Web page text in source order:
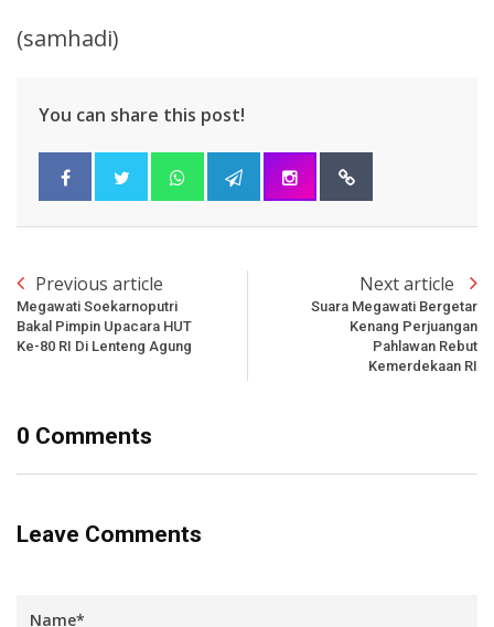
(samhadi)
You can share this post!
Previous article
Megawati Soekarnoputri
Bakal Pimpin Upacara HUT
Ke-80 RI Di Lenteng Agung
Next article
Suara Megawati Bergetar
Kenang Perjuangan
Pahlawan Rebut
Kemerdekaan RI
0 Comments
Leave Comments